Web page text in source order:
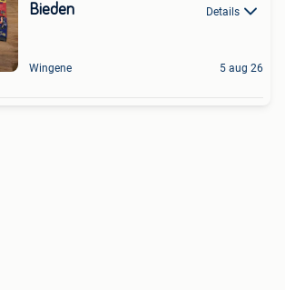
Bieden Details
Wingene 5 aug 26